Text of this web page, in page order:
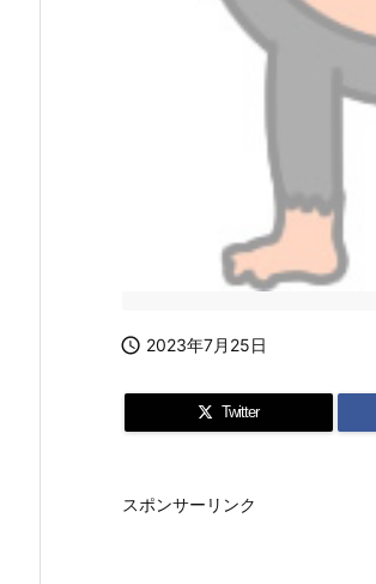
 2023年7月25日
Twitter
スポンサーリンク